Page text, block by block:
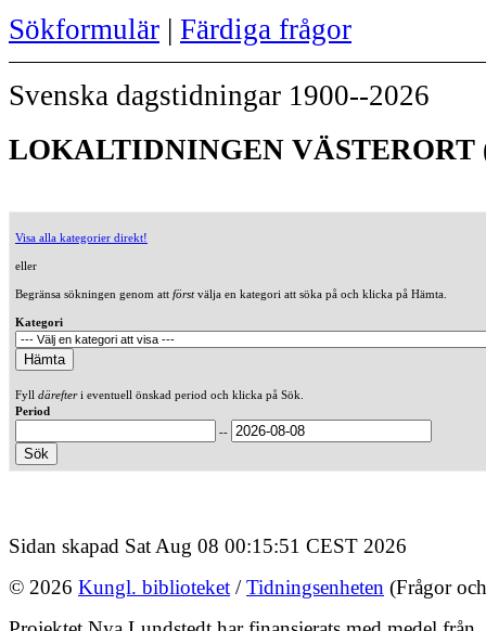
Sökformulär | Färdiga frågor
Svenska dagstidningar 1900--2026
LOKALTIDNINGEN VÄSTERORT
Visa alla kategorier direkt!
eller
Begränsa sökningen genom att förstvälja en kategori att söka på och klicka på Hämta.
Kategori
Fyll därefteri eventuell önskad period och klicka på Sök.
Period
--
Sidan skapad Sat Aug 08 00:15:51 CEST 2026
© 2026 Kungl. biblioteket /Tidningsenheten (Frågor